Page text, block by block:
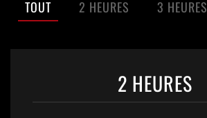
TOUT 2 HEURES 3 HEURES
2 HEURES